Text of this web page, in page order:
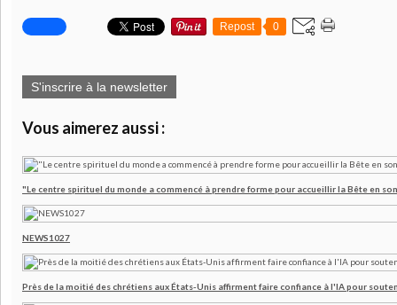
Repost 0
S'inscrire à la newsletter
Vous aimerez aussi :
"Le centre spirituel du monde a commencé à prendre forme pour accueillir la Bête en
NEWS1027
Près de la moitié des chrétiens aux États-Unis affirment faire confiance à l'IA pour